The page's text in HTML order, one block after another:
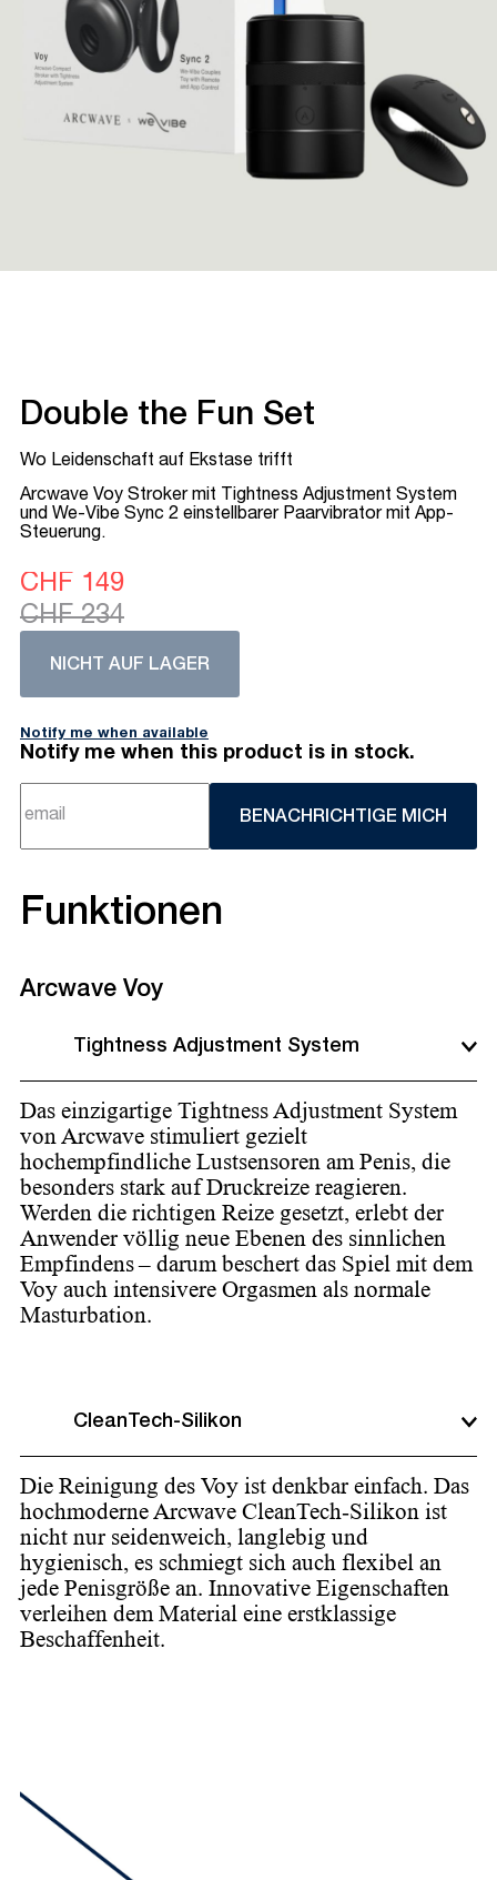
Double the Fun Set
Wo Leidenschaft auf Ekstase trifft
Arcwave Voy Stroker mit Tightness Adjustment System
und We-Vibe Sync 2 einstellbarer Paarvibrator mit App-
Steuerung.
CHF 149
CHF 234
NICHT AUF LAGER
Notify me when available
Notify me when this product is in stock.
BENACHRICHTIGE MICH
Funktionen
Arcwave Voy
Tightness Adjustment System
Das einzigartige Tightness Adjustment System
von Arcwave stimuliert gezielt
hochempfindliche Lustsensoren am Penis, die
besonders stark auf Druckreize reagieren.
Werden die richtigen Reize gesetzt, erlebt der
Anwender völlig neue Ebenen des sinnlichen
Empfindens – darum beschert das Spiel mit dem
Voy auch intensivere Orgasmen als normale
Masturbation.
CleanTech-Silikon
Die Reinigung des Voy ist denkbar einfach. Das
hochmoderne Arcwave CleanTech-Silikon ist
nicht nur seidenweich, langlebig und
hygienisch, es schmiegt sich auch flexibel an
jede Penisgröße an. Innovative Eigenschaften
verleihen dem Material eine erstklassige
Beschaffenheit.